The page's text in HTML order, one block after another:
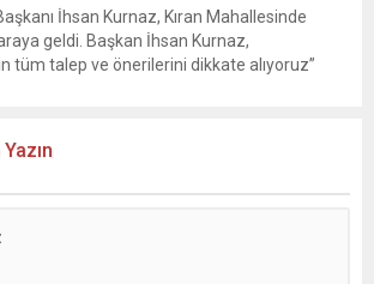
İhsan Kurnaz, Kıran Mahallesinde
geldi. Başkan İhsan Kurnaz,
tüm talep ve önerilerini dikkate alıyoruz”
talep ve önerileri dinleyen Başkan İhsan
çözümü için...